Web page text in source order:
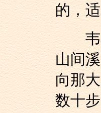
的，
韦小
山间
向那
数十